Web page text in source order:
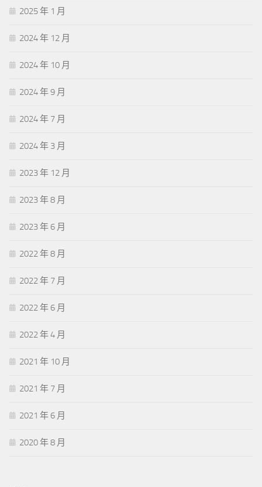
2025 年 1 月
2024 年 12 月
2024 年 10 月
2024 年 9 月
2024 年 7 月
2024 年 3 月
2023 年 12 月
2023 年 8 月
2023 年 6 月
2022 年 8 月
2022 年 7 月
2022 年 6 月
2022 年 4 月
2021 年 10 月
2021 年 7 月
2021 年 6 月
2020 年 8 月